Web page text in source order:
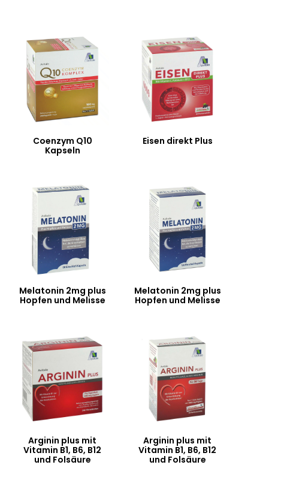
Coenzym Q10
Kapseln
Eisen direkt Plus
Melatonin 2mg plus
Hopfen und Melisse
Melatonin 2mg plus
Hopfen und Melisse
Arginin plus mit
Vitamin B1, B6, B12
und Folsäure
Arginin plus mit
Vitamin B1, B6, B12
und Folsäure